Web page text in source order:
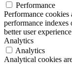
Performance
Performance cookies
performance
better user
Analytics
Analytics
Analytical cookies